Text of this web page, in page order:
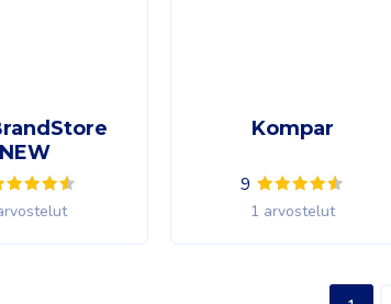
NEW
Kompar
9
1 arvostelut